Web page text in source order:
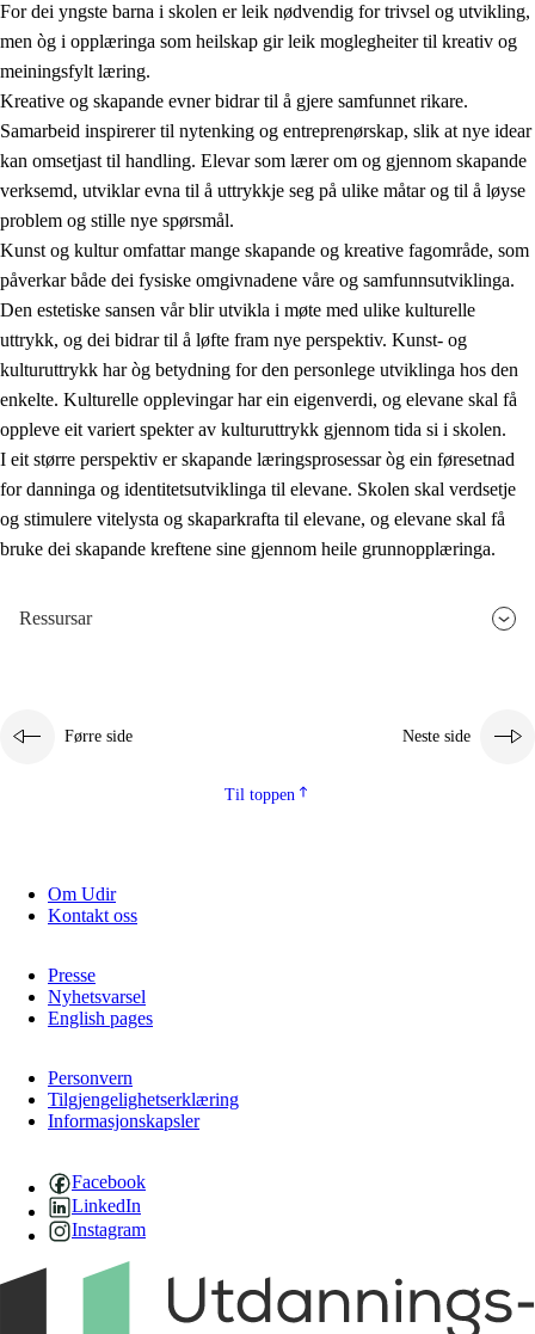
1.3 Kritisk tenking og etisk bevisstheit
1.4 Skaparglede, engasjement og utforskartrong
1.5 Respekt for naturen og miljøbevisstheit
1.6 Demokrati og medverknad
For dei yngste barna i skolen er leik nødvendig for trivsel og utvikling,
men òg i opplæringa som heilskap gir leik moglegheiter til kreativ og
meiningsfylt læring.
Kreative og skapande evner bidrar til å gjere samfunnet rikare.
Samarbeid inspirerer til nytenking og entreprenørskap, slik at nye idear
kan omsetjast til handling. Elevar som lærer om og gjennom skapande
verksemd, utviklar evna til å uttrykkje seg på ulike måtar og til å løyse
problem og stille nye spørsmål.
Kunst og kultur omfattar mange skapande og kreative fagområde, som
påverkar både dei fysiske omgivnadene våre og samfunnsutviklinga.
Den estetiske sansen vår blir utvikla i møte med ulike kulturelle
uttrykk, og dei bidrar til å løfte fram nye perspektiv. Kunst- og
kulturuttrykk har òg betydning for den personlege utviklinga hos den
enkelte. Kulturelle opplevingar har ein eigenverdi, og elevane skal få
oppleve eit variert spekter av kulturuttrykk gjennom tida si i skolen.
I eit større perspektiv er skapande læringsprosessar òg ein føresetnad
for danninga og identitetsutviklinga til elevane. Skolen skal verdsetje
og stimulere vitelysta og skaparkrafta til elevane, og elevane skal få
bruke dei skapande kreftene sine gjennom heile grunnopplæringa.
Ressursar
Førre side Neste side
Til toppen
Om Udir
Kontakt oss
Presse
Nyhetsvarsel
English pages
Personvern
Tilgjengelighetserklæring
Informasjonskapsler
Facebook
LinkedIn
Instagram